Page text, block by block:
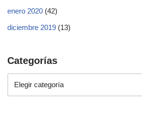
enero 2020 (42)
diciembre 2019 (13)
Categorías